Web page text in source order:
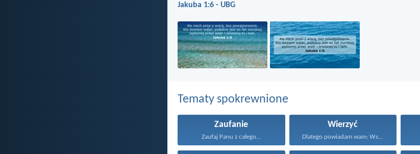
Jakuba 1:6 - UBG
Tematy spokrewnione
Zaufanie
Zaufaj Panu z całego...
Wierzyć
Dlatego powiadam wam: Wszystko...